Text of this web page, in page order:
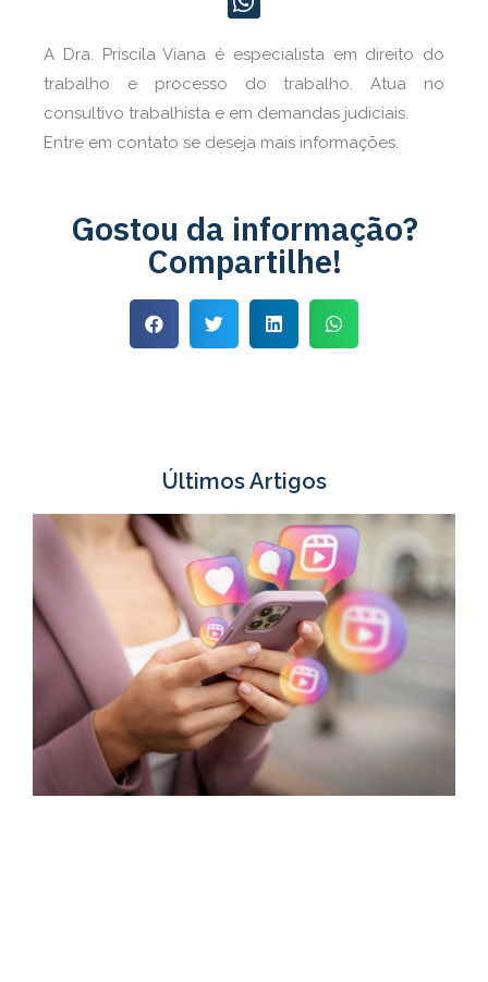
A Dra. Priscila Viana é especialista em direito do
trabalho e processo do trabalho. Atua no
consultivo trabalhista e em demandas judiciais.
Entre em contato se deseja mais informações.
Gostou da informação?
Compartilhe!
Últimos Artigos